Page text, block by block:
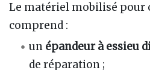
Le matériel mobilisé
comprend :
un épandeur à essieu
de réparation ;